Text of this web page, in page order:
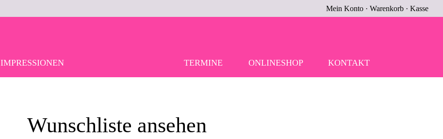
Mein Konto · Warenkorb · Kasse
IMPRESSIONEN TERMINE ONLINESHOP KONTAKT
Wunschliste ansehen